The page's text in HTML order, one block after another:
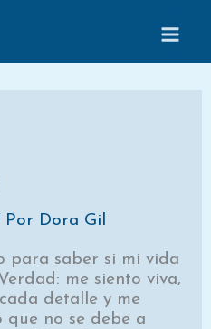
Por Dora Gil
para saber si mi vida
me siento viva,
detalle y me
que no se debe a